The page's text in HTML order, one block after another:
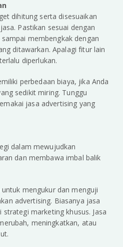
dihitung serta disesuaikan
Pastikan sesuai dengan
membengkak dengan
ditawarkan. Apalagi fitur lain
diperlukan.
perbedaan biaya, jika Anda
sedikit miring. Tunggu
jasa advertising yang
dalam mewujudkan
dan membawa imbal balik
mengukur dan menguji
advertising. Biasanya jasa
marketing khusus. Jasa
meningkatkan, atau